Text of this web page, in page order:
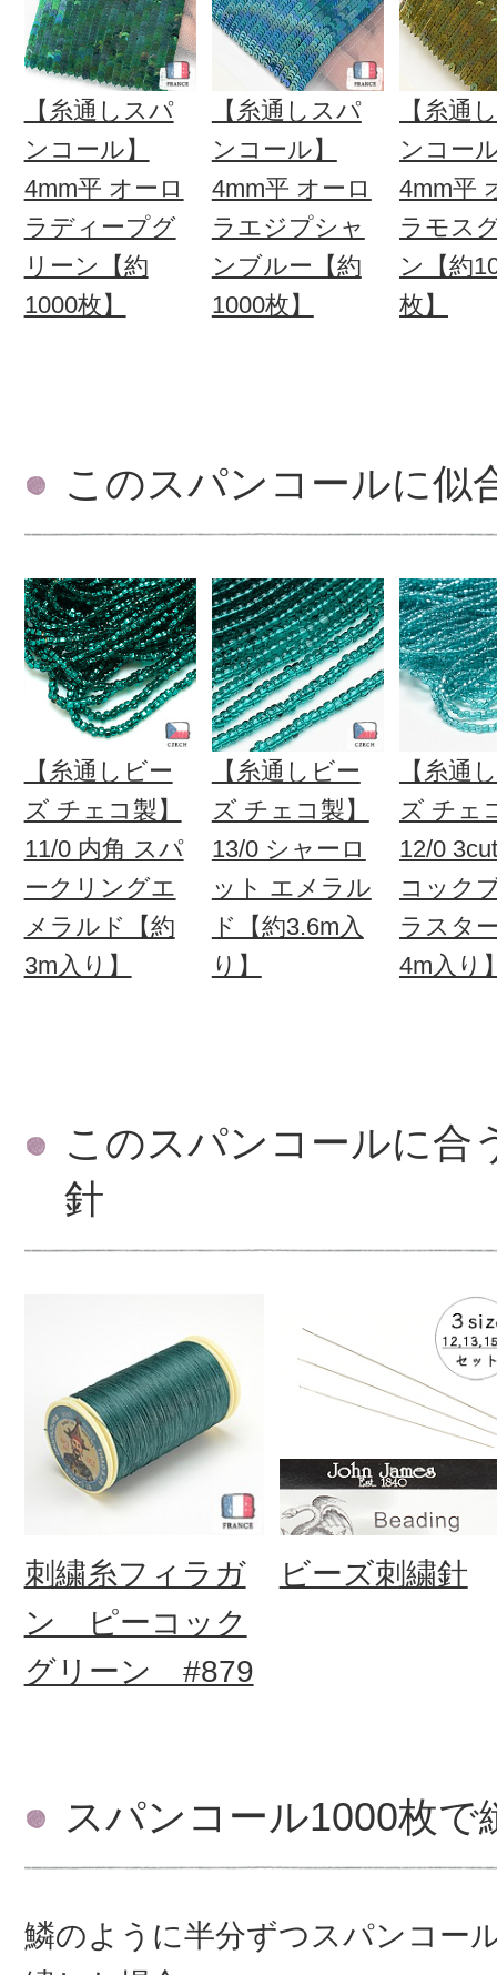
【糸通しスパ
ンコール】
4mm平 オーロ
ラディープグ
リーン【約
1000枚】
【糸通しスパ
ンコール】
4mm平 オーロ
ラエジプシャ
ンブルー【約
1000枚】
【糸通
ンコー
4mm平
ラモス
ン【約
枚】
このスパンコールに似
【糸通しビー
ズ チェコ製】
11/0 内角 スパ
ークリングエ
メラルド【約
3m入り】
【糸通しビー
ズ チェコ製】
13/0 シャーロ
ット エメラル
ド【約3.6m入
り】
【糸通
ズ チェ
12/0
コック
ラスタ
4m入り
このスパンコールに合
針
刺繍糸フィラガ
ン ピーコック
グリーン #879
ビーズ刺繍針
スパンコール1000枚で
鱗のように半分ずつスパンコー